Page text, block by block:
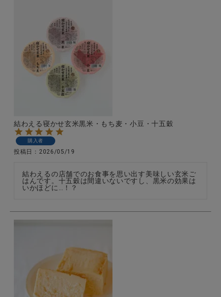
結わえる寝かせ玄米黒米・もち麦・小豆・十五穀
購入者
投稿日 2026/05/19
結わえるの店舗でのお食事を思い出す美味しい玄米ご
はんです。十五穀は間違いないですし、黒米の効果は
いかほどに…！？